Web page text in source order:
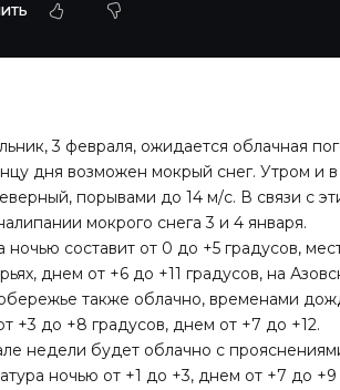
3 февраля, ожидается облачная
дня возможен мокрый снег. Утром и
порывами до 14 м/с. В связи с
мокрого снега 3 и 4 января.
ночью составит от 0 до +5 градусов,
днем от +6 до +11 градусов, на
также облачно, временами
+3 до +8 градусов, днем от +7 до +12.
недели будет облачно с
ночью от +1 до +3, днем от +7 до